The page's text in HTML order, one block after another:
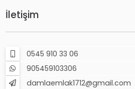
İletişim
0545 910 33 06
905459103306
damlaemlak1712@gmail.com